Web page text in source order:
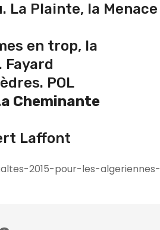
La Plainte, la Menace
en trop, la
Fayard
POL
Cheminante
Laffont
2015-pour-les-algeriennes-